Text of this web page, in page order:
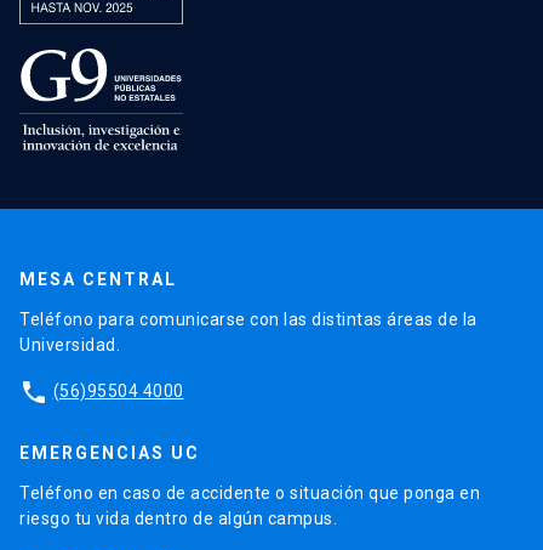
MESA CENTRAL
Teléfono para comunicarse con las distintas áreas de la
Universidad.
phone (56)95504 4000
EMERGENCIAS UC
Teléfono en caso de accidente o situación que ponga en
riesgo tu vida dentro de algún campus.